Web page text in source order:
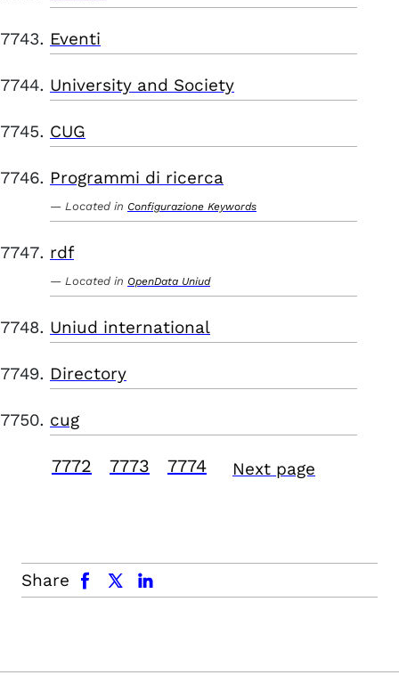
Eventi
University and Society
CUG
Programmi di ricerca
Located in Configurazione Keywords
rdf
Located in OpenData Uniud
Uniud international
Directory
cug
7772 7773 7774 Next page
Share
facebook x.com linkedin